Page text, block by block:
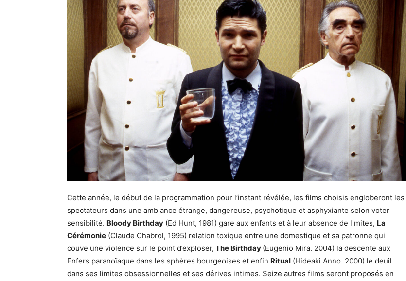
Cette année, le début de la programmation pour l’instant révélée, les films choisis engloberont les
spectateurs dans une ambiance étrange, dangereuse, psychotique et asphyxiante selon voter
sensibilité. Bloody Birthday (Ed Hunt, 1981) gare aux enfants et à leur absence de limites, La
Cérémonie (Claude Chabrol, 1995) relation toxique entre une domestique et sa patronne qui
couve une violence sur le point d’exploser, The Birthday (Eugenio Mira. 2004) la descente aux
Enfers paranoïaque dans les sphères bourgeoises et enfin Ritual (Hideaki Anno. 2000) le deuil
dans ses limites obsessionnelles et ses dérives intimes. Seize autres films seront proposés en